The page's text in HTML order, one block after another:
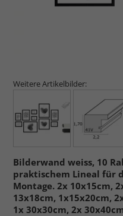
Weitere Artikelbilder:
Bilderwand weiss, 10
praktischem Lineal für
Montage. 2x 10x15cm,
13x18cm, 1x15x20cm,
1x 30x30cm, 2x